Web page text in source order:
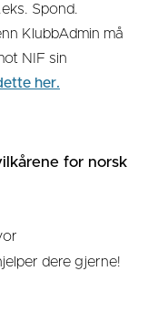
Spond.
KlubbAdmin må
NIF sin
her.
for norsk
dere gjerne!